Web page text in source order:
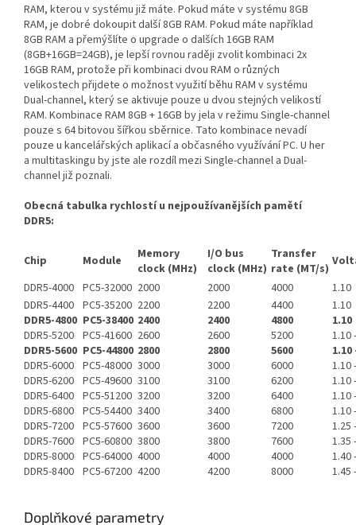
RAM, kterou v systému již máte. Pokud máte v systému 8GB
RAM, je dobré dokoupit další 8GB RAM. Pokud máte například
8GB RAM a přemýšlíte o upgrade o dalších 16GB RAM
(8GB+16GB=24GB), je lepší rovnou raději zvolit kombinaci 2x
16GB RAM, protože při kombinaci dvou RAM o různých
velikostech přijdete o možnost využití běhu RAM v systému
Dual-channel, který se aktivuje pouze u dvou stejných velikostí
RAM. Kombinace RAM 8GB + 16GB by jela v režimu Single-channel
pouze s 64 bitovou šířkou sběrnice. Tato kombinace nevadí
pouze u kancelářských aplikací a občasného využívání PC. U her
a multitaskingu by jste ale rozdíl mezi Single-channel a Dual-
channel již poznali.
Obecná tabulka rychlostí u nejpoužívanějších pamětí
DDR5:
Chip Module
Memory
clock (MHz)
I/O bus
clock (MHz)
Transfer
rate (MT/s)
DDR5-4000 PC5-32000 2000 2000 4000
1.10
DDR5-4400 PC5-35200 2200 2200 4400
1.10
DDR5-4800 PC5-38400 2400 2400 4800
1.10
DDR5-5200 PC5-41600 2600 2600 5200
1.10
DDR5-5600 PC5-44800 2800 2800 5600
1.10
DDR5-6000 PC5-48000 3000 3000 6000
1.10
DDR5-6200 PC5-49600 3100 3100 6200
1.10
DDR5-6400 PC5-51200 3200 3200 6400
1.10
DDR5-6800 PC5-54400 3400 3400 6800
1.10
DDR5-7200 PC5-57600 3600 3600 7200
1.25
DDR5-7600 PC5-60800 3800 3800 7600
1.35
DDR5-8000 PC5-64000 4000 4000 4000
1.40
DDR5-8400 PC5-67200 4200 4200 8000 1.45
Doplňkové parametry